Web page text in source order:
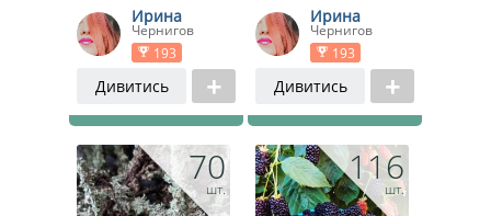
Ирина
Чернигов
193
Дивитись
Ирина
Чернигов
193
Дивитись
70
шт.
116
шт.